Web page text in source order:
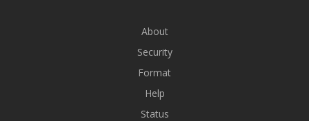
About
Security
Format
Help
Status